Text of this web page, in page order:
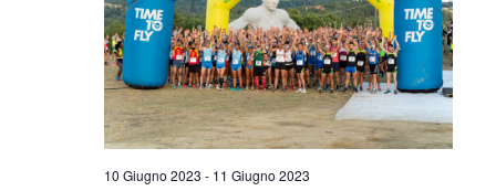
10 Giugno 2023 - 11 Giugno 2023